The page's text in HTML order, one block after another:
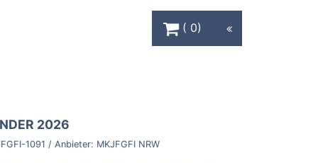
0
2026
1091 / Anbieter: MKJFGFI NRW